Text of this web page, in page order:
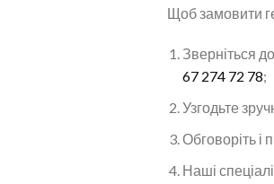
Щоб замовити
Зверніться
67 274 72 78;
Узгодьте
Обговоріть і
Наші